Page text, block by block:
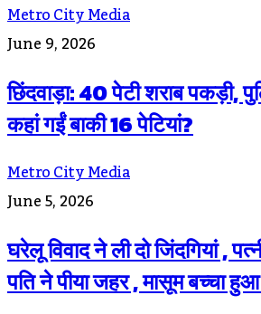
Metro City Media
June 9, 2026
छिंदवाड़ा: 40 पेटी शराब पकड़ी,
कहां गईं बाकी 16 पेटियां?
Metro City Media
June 5, 2026
घरेलू विवाद ने ली दो जिंदगियां ,
पति ने पीया जहर , मासूम बच्चा